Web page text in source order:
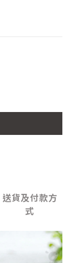
送貨及付款方
式